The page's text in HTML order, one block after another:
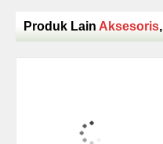
Produk Lain Aksesoris,